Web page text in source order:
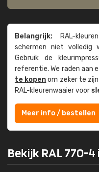
Belangrijk: RAL-
schermen niet volledig
Gebruik de
referentie. We raden aan
te kopenom zeker te
RAL-kleuren­waaier voor
Meer info / bestellen
Bekijk RAL 770-